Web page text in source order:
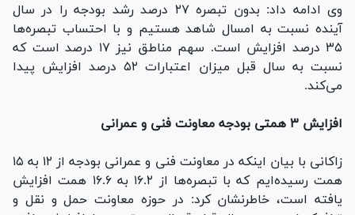
وی ادامه داد: بدون تبصره ۲۷ درصد رشد بودجه را در سال
آینده نسبت به امسال شاهد هستیم و با احتساب تبصره‌ها
۳۵ درصد افزایش است. سهم مناطق نیز ۱۷ درصد است که
نسبت به سال قبل میزان اعتبارات ۵۲ درصد افزایش پیدا
می‌کند.
افزایش ۳ همتی بودجه معاونت فنی و عمرانی
زاکانی با بیان اینکه در معاونت فنی و عمرانی بودجه از ۱۲ به ۱۵
همت رسیده‌ایم که با تبصره‌ها از ۱۶.۲ به ۱۶.۶ همت افزایش
یافته است، خاطرنشان کرد: در حوزه معاونت حمل و نقل و